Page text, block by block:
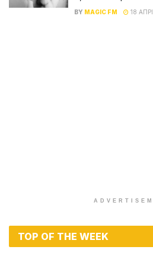
BY MAGIC FM 18
TOP OF THE WEEK